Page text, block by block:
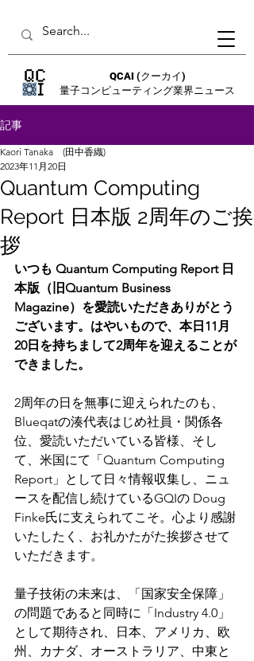
QCAI (クーカイ)
量子コンピューティング業界ニュース
記事
Quantum Computing
Report​ 日本版 2周年のご挨
拶
Kaori Tanaka (田中香織)
2023年11月20日
いつも Quantum Computing Report​ 日
本版（旧Quantum Business
Magazine）を愛読いただきありがとう
ございます。はやいもので、本日11月
20日を持ちまして2周年を迎えることが
できました。
2周年の日を無事に迎えられたのも、
Blueqatの湊代表はじめ社員・関係各
位、愛読いただいている皆様、そし
て、米国にて「Quantum Computing
Report」として日々情報収集し、ニュ
ースを配信し続けているGQIの Doug
Finke氏に支えられてこそ。心より感謝
いたしたく、お礼かたがた挨拶させて
いただきます。
量子技術の未来は、「国家安全保障」
の問題であると同時に「Industry 4.0」
として期待され、日本、アメリカ、欧
州、カナダ、オーストラリア、中東と